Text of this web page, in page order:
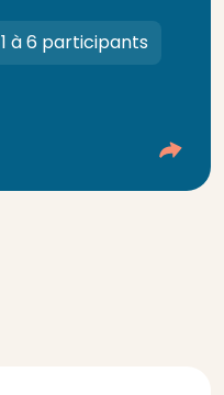
1 à 6 participants